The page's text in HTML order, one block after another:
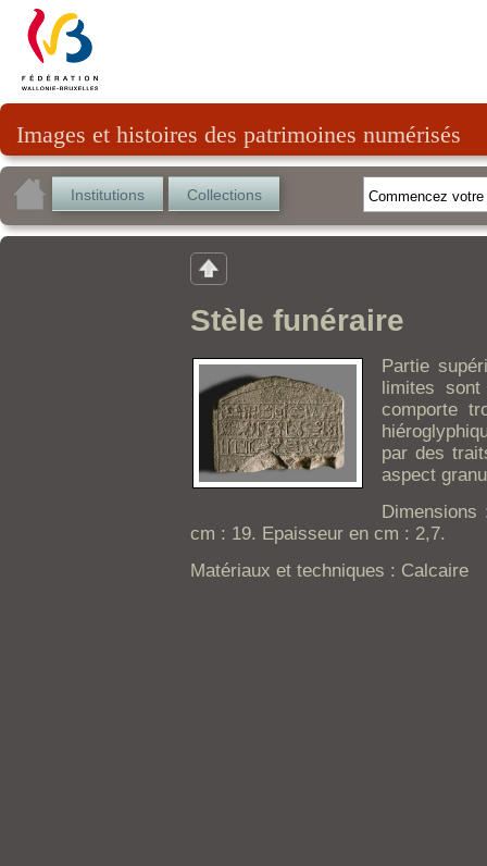
Images et histoires des patrimoines numérisés
Institutions Collections
Stèle funéraire
Partie
limites
comporte
par des
aspect
cm : 19. Epaisseur en cm : 2,7.
Matériaux et techniques : Calcaire